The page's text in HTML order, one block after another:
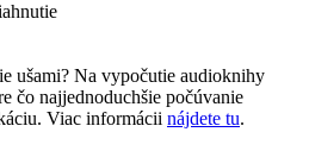
ušami? Na vypočutie audioknihy
čo najjednoduchšie počúvanie
Viac informácii nájdete tu.